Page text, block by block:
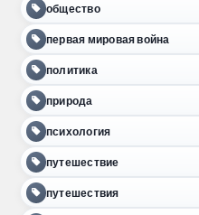
общество
первая мировая война
политика
природа
психология
путешествие
путешествия